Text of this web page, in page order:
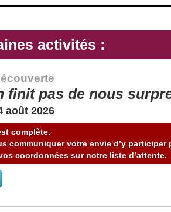
activités :
finit pas de nous
août 2026
complète.
communiquer votre envie d’y
coordonnées sur notre liste d’attente.